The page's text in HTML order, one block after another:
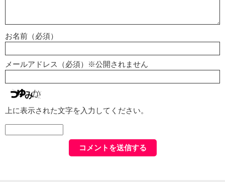
お名前（必須）
メールアドレス（必須）※公開されません
上に表示された文字を入力してください。